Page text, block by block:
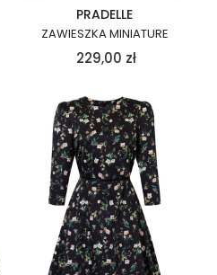
PRADELLE
ZAWIESZKA MINIATURE
229,00 zł